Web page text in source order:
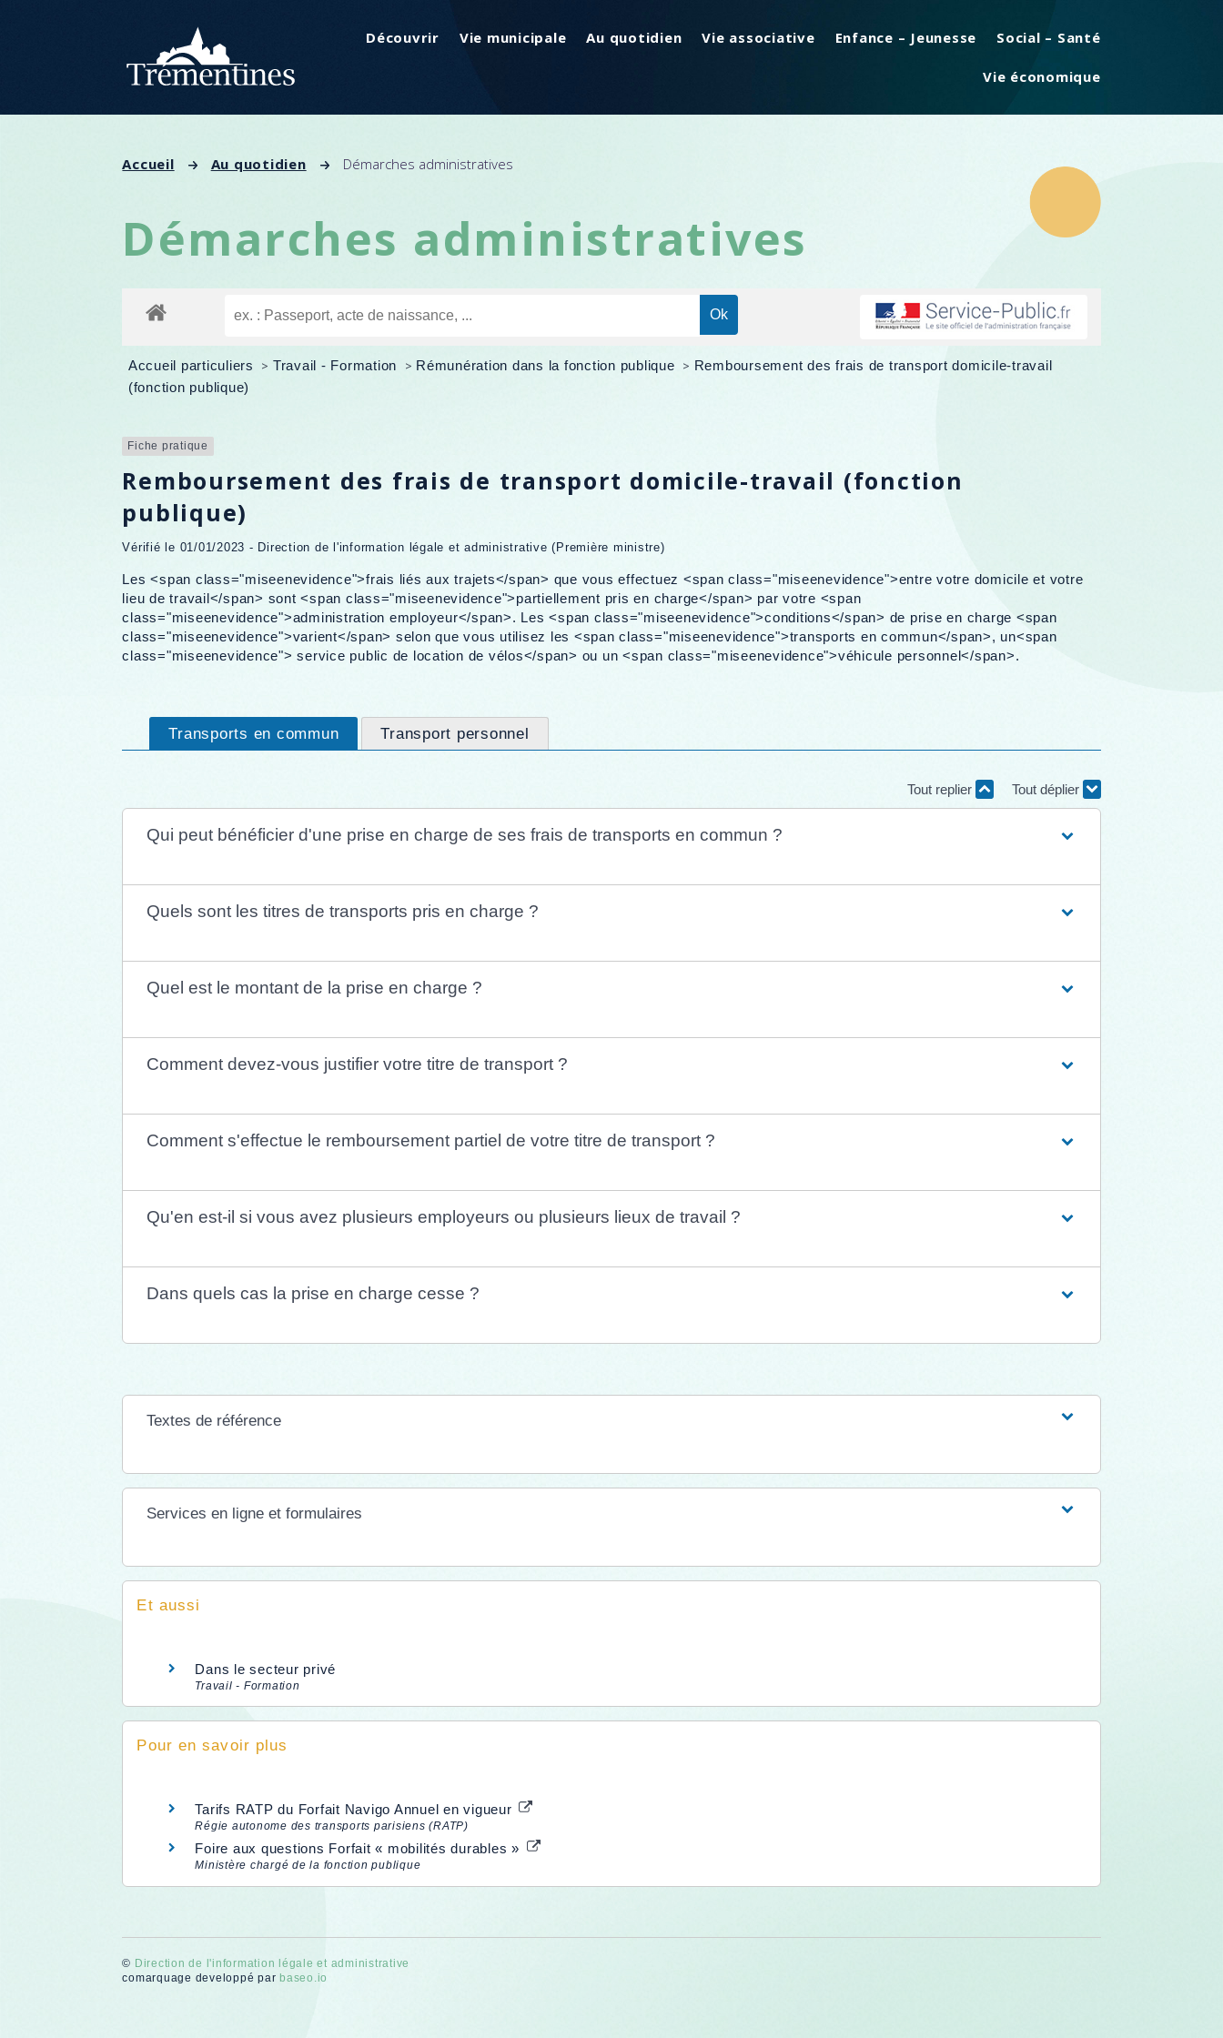
Découvrir Vie municipale Au quotidien Vie associative Enfance – Jeunesse Social – Santé
Vie économique
Accueil Au quotidien Démarches administratives
Démarches administratives
Accueil particuliers > Travail - Formation > Rémunération dans la fonction publique > Remboursement des frais de transport domicile-travail
(fonction publique)
Fiche pratique
Remboursement des frais de transport domicile-travail (fonction
publique)
Vérifié le 01/01/2023 - Direction de l'information légale et administrative (Première ministre)
Les <span class="miseenevidence">frais liés aux trajets</span> que vous effectuez <span class="miseenevidence">entre votre domicile et votre
lieu de travail</span> sont <span class="miseenevidence">partiellement pris en charge</span> par votre <span
class="miseenevidence">administration employeur</span>. Les <span class="miseenevidence">conditions</span> de prise en charge <span
class="miseenevidence">varient</span> selon que vous utilisez les <span class="miseenevidence">transports en commun</span>, un<span
class="miseenevidence"> service public de location de vélos</span> ou un <span class="miseenevidence">véhicule personnel</span>.
Transports en commun Transport personnel
Tout replier Tout déplier
Qui peut bénéficier d'une prise en charge de ses frais de transports en commun ?
Quels sont les titres de transports pris en charge ?
Quel est le montant de la prise en charge ?
Comment devez-vous justifier votre titre de transport ?
Comment s'effectue le remboursement partiel de votre titre de transport ?
Qu'en est-il si vous avez plusieurs employeurs ou plusieurs lieux de travail ?
Dans quels cas la prise en charge cesse ?
Textes de référence
Services en ligne et formulaires
Et aussi
Dans le secteur privé
Travail - Formation
Pour en savoir plus
Tarifs RATP du Forfait Navigo Annuel en vigueur
Régie autonome des transports parisiens (RATP)
Foire aux questions Forfait « mobilités durables »
Ministère chargé de la fonction publique
© Direction de l'information légale et administrative
comarquage developpé parbaseo.io